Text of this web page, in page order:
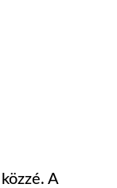
A